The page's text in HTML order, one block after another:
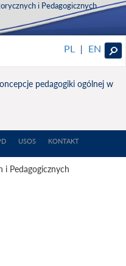
i Pedagogicznych
PL | EN
pedagogiki ogólnej w
USOS KONTAKT
Pedagogicznych